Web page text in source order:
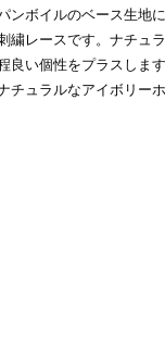
ンボイルのベース生地
繍レースです。ナチュ
良い個性をプラスしま
チュラルなアイボリー